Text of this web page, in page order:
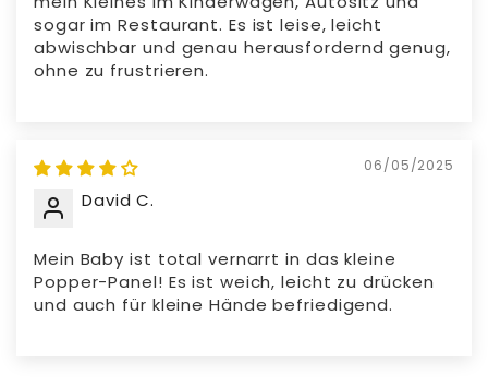
sogar im Restaurant. Es ist leise, leicht
abwischbar und genau herausfordernd genug,
ohne zu frustrieren.
06/05/2025
David C.
Mein Baby ist total vernarrt in das kleine
Popper-Panel! Es ist weich, leicht zu drücken
und auch für kleine Hände befriedigend.